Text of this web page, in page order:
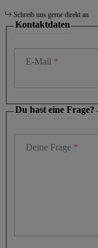
Schreib uns gerne direkt an
Kontaktdaten
E-Mail
Du hast eine Frage?
Deine Frage